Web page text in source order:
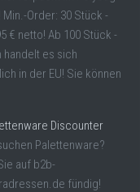
Order: 30 Stück -
€ netto! Ab 100 Stück -
handelt es sich
in der EU! Sie können
Discounter
Palettenware?
auf b2b-
fündig!